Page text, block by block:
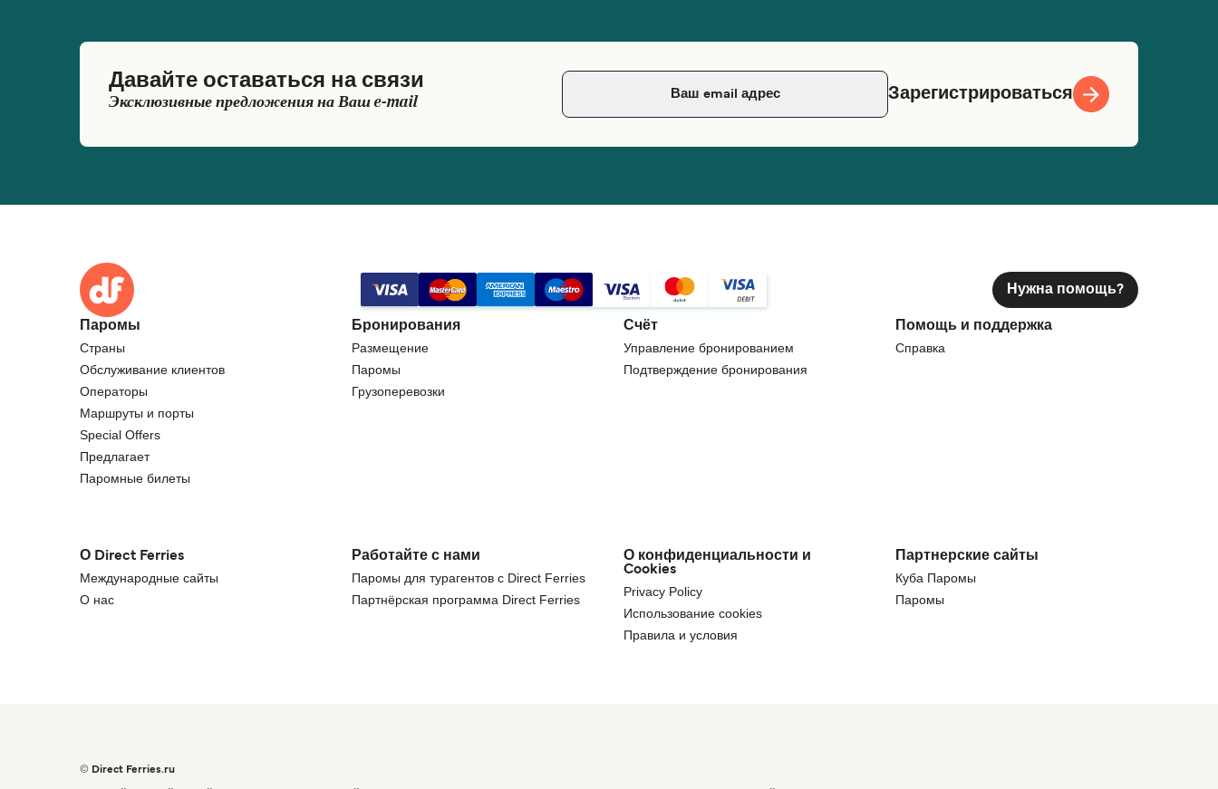
Давайте оставаться на связи
Эксклюзивные предложения на Ваш e-mail Зарегистрироваться
Нужна помощь?
Паромы
Страны
Обслуживание клиентов
Операторы
Маршруты и порты
Special Offers
Предлагает
Паромные билеты
Бронирования
Размещение
Паромы
Грузоперевозки
Счёт
Управление бронированием
Подтверждение бронирования
Помощь и поддержка
Справка
О Direct Ferries
Международные сайты
О нас
Работайте с нами
Паромы для турагентов с Direct Ferries
Партнёрская программа Direct Ferries
О конфиденциальности и
Cookies
Privacy Policy
Использование cookies
Правила и условия
Партнерские сайты
Куба Паромы
Паромы
© Direct Ferries.ru